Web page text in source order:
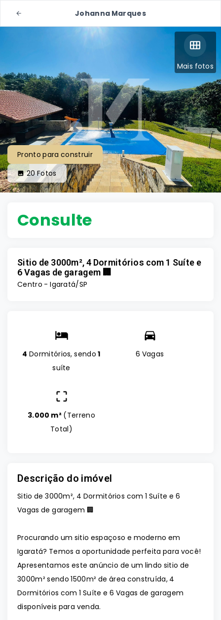
Johanna Marques
Mais fotos
Pronto para construir
20 Fotos
Consulte
Sitio de 3000m², 4 Dormitórios com 1 Suíte e
6 Vagas de garagem 🏢
Centro - Igaratá/SP
4 Dormitórios, sendo1
suíte
6 Vagas
3.000 m² (Terreno
Total)
Descrição do imóvel
Sitio de 3000m², 4 Dormitórios com 1 Suíte e 6
Vagas de garagem 🏢
Procurando um sitio espaçoso e moderno em
Igaratá? Temos a oportunidade perfeita para você!
Apresentamos este anúncio de um lindo sitio de
3000m² sendo 1500m² de área construída, 4
Dormitórios com 1 Suíte e 6 Vagas de garagem
disponíveis para venda.